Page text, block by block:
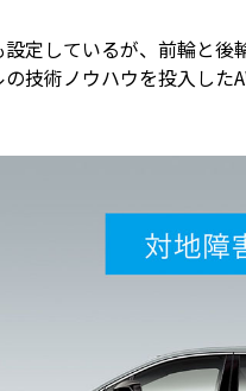
定しているが、前輪と後
技術ノウハウを投入した